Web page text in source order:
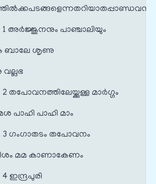
1 അർജ്ജുനനും പാഞ്ചാലിയും
ബാലേ ശൃണു
2 തപോവനത്തിലേയ്ക്കുള്ള മാർഗ്ഗം
പാഹി പാഹി മാം
3 ഗംഗാതടം തപോവനം
മമ കാണാകേണം
ഇന്ദ്രപുരി